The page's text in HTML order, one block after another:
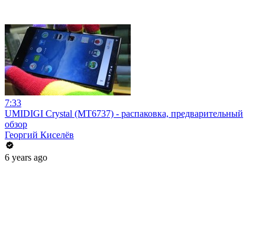
7:33
UMIDIGI Crystal (MT6737) - распаковка, предварительный
обзор
Георгий Киселёв
6 years ago